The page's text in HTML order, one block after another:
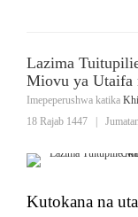
Lazima
Miovu ya Utaifa
Imepeperushwa katika
18 Rajab 1447
Kutokana na